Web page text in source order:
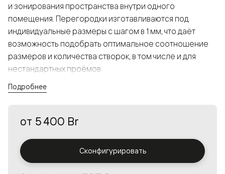
и зонирования пространства внутри одного
помещения. Перегородки изготавливаются под
индивидуальные размеры с шагом в 1 мм, что даёт
возможность подобрать оптимальное соотношение
размеров и количества створок, в том числе и для
нестандартных проёмов.
а большой выбор вставок из стекла с различными
решения в интерьере и варьировать освещённость.
Подробнее
от 5 400 Br
Сконфигурировать